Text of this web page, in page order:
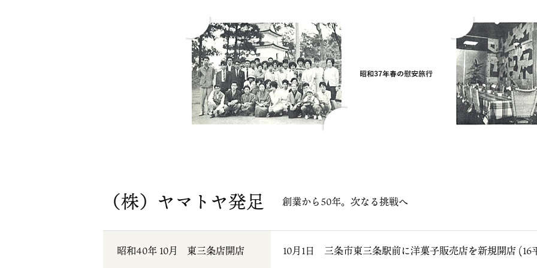
（株）ヤマトヤ発足 創業から50年。次なる挑戦へ
昭和40年 10月 東三条店開店 10月1日 三条市東三条駅前に洋菓子販売店を新規開店 (16